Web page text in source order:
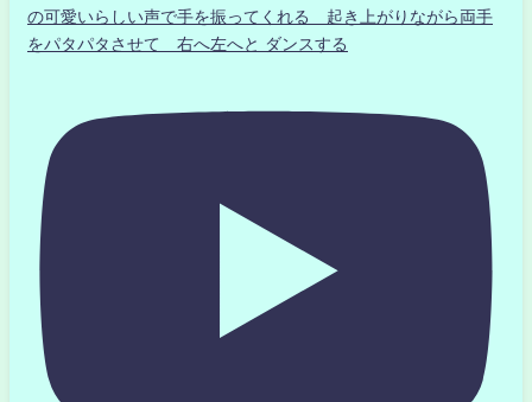
の可愛いらしい声で手を振ってくれる 起き上がりながら両手
をパタパタさせて 右へ左へと ダンスする